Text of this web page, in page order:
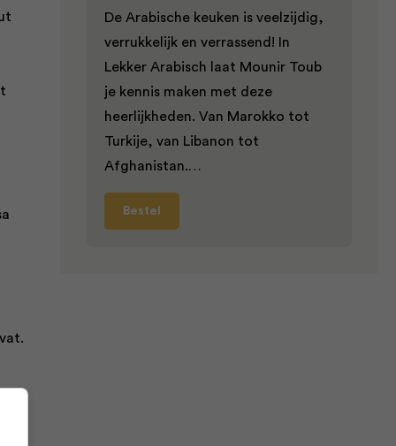
De Arabische keuken is veelzijdig,
verrukkelijk en verrassend! In
Lekker Arabisch laat Mounir Toub
je kennis maken met deze
heerlijkheden. Van Marokko tot
Turkije, van Libanon tot
Afghanistan.…
Bestel